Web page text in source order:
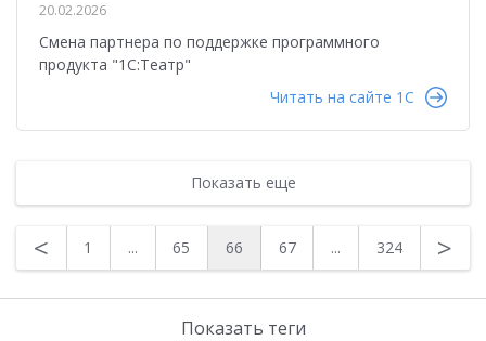
Показать теги
20.02.2026
Смена партнера по поддержке программного
продукта "1С:Театр"
Читать на сайте 1C
Показать еще
< 1 ... 65 66 67 ... 324 >